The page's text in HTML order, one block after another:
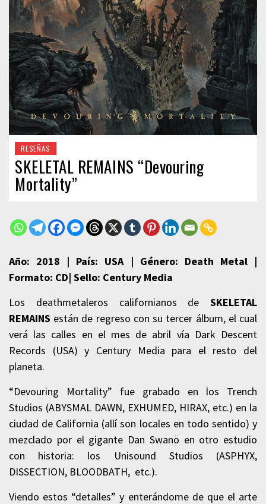
RESEÑAS
SKELETAL REMAINS “Devouring
Mortality”
Año: 2018 | País: USA | Género: Death Metal |
Formato: CD| Sello: Century Media
Los deathmetaleros californianos de SKELETAL
REMAINS están de regreso con su tercer álbum, el cual
verá las calles en el mes de abril vía Dark Descent
Records (USA) y Century Media para el resto del
planeta.
“Devouring Mortality” fue grabado en los Trench
Studios (ABYSMAL DAWN, EXHUMED, HIRAX, etc.) en la
ciudad de California (allí son locales en todo sentido) y
mezclado por el gigante Dan Swanö en otro estudio
con historia: los Unisound Studios (ASPHYX,
DISSECTION, BLOODBATH, etc.).
Viendo estos “detalles” y enterándome de que el arte